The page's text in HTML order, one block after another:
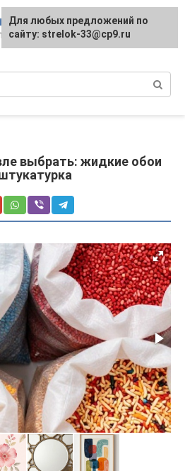
работы и
выбрать: жидкие обои
Для любых предложений по
сайту: strelok-33@cp9.ru
Для любых предложений по
сайту: strelok-33@cp9.ru